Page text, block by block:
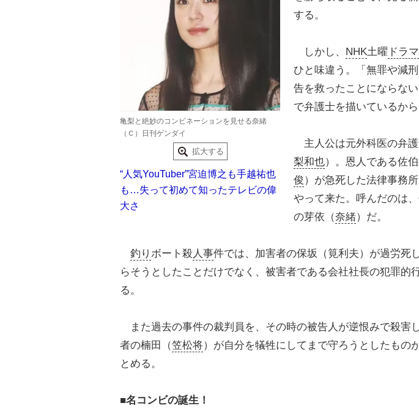
亀梨と絶妙のコンビネーションを見せる奈緒
（Ｃ）日刊ゲンダイ
拡大する
“人気YouTuber”宮迫博之も手越祐也
も…失って初めて知ったテレビの偉
大さ
する。
しかし、 NHK土曜 ドラマ
ひと味違う。「無罪や減
告を救ったことにならな
で弁護士を描いているから
主人公は元外科医の弁
梨和也）。恩人である佐
俊）が急死した法律事務
やって来た。呼んだのは
の芽依（奈緒）だ。
釣り ボート殺人事件では、加害者の保坂（筧利夫）が過労死
らそうとしたことだけでなく、被害者である会社社長の犯罪的
る。
また過去の事件の裁判員を、その時の被告人が逆恨みで殺害
者の楠田（笠松将）が自分を犠牲にしてまで守ろうとしたもの
とめる。
■名コンビの誕生！